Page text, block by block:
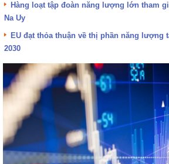
Hàng loạt tập đoàn năng lượng lớn tham
Na Uy
EU đạt thỏa thuận về thị phần năng lượng
2030